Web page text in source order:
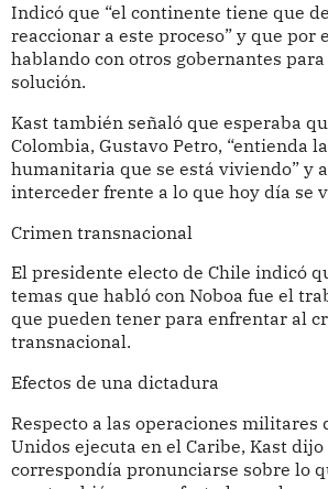
Indicó que “el continente tiene que
reaccionar a este proceso” y que por
hablando con otros gobernantes
solución.
Kast también señaló que esperaba
Colombia, Gustavo Petro, “entienda
humanitaria que se está viviendo” y
interceder frente a lo que hoy día se
Crimen transnacional
El presidente electo de Chile indicó
temas que habló con Noboa fue el
que pueden tener para enfrentar al
transnacional.
Efectos de una dictadura
Respecto a las operaciones militares
Unidos ejecuta en el Caribe, Kast dijo
correspondía pronunciarse sobre lo